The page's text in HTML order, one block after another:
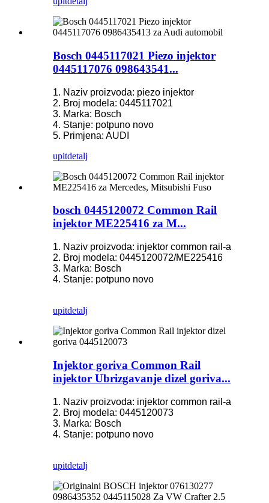
Bosch 0445117021 Piezo injektor
0445117076 098643541...
1. Naziv proizvoda: piezo injektor
2. Broj modela: 0445117021
3. Marka: Bosch
4. Stanje: potpuno novo
5. Primjena: AUDI
upitdetalj
bosch 0445120072 Common Rail
injektor ME225416 za M...
1. Naziv proizvoda: injektor common rail-a
2. Broj modela: 0445120072/ME225416
3. Marka: Bosch
4. Stanje: potpuno novo
upitdetalj
Injektor goriva Common Rail
injektor Ubrizgavanje dizel goriva...
1. Naziv proizvoda: injektor common rail-a
2. Broj modela: 0445120073
3. Marka: Bosch
4. Stanje: potpuno novo
upitdetalj